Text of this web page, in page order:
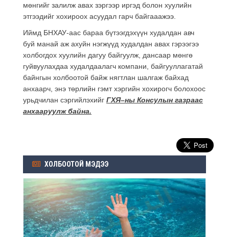
мөнгийг залилж авах зэргээр иргэд болон хуулийн
этгээдийг хохироох асуудал гарч байгааажээ.
Иймд БНХАУ-аас бараа бүтээгдэхүүн худалдан авч
буй манай аж ахуйн нэгжүүд худалдан авах гэрээгээ
холбогдох хуулийн дагуу байгуулж, дансаар мөнгө
гуйвуулахдаа худалдаалагч компани, байгууллагатай
байнгын холбоотой байж нягтлан шалгаж байхад
анхаарч, энэ төрлийн гэмт хэргийн хохирогч болохоос
урьдчилан сэргийлэхийг ГХЯ–ны Консулын газраас
анхааруулж байна.
ХОЛБООТОЙ МЭДЭЭ